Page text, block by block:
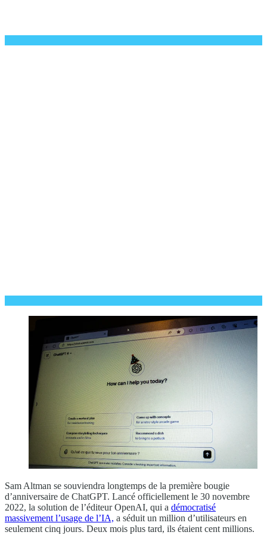
Sam Altman se souviendra longtemps de la première bougie
d’anniversaire de ChatGPT. Lancé officiellement le 30 novembre
2022, la solution de l’éditeur OpenAI, qui a démocratisé
massivement l’usage de l’IA, a séduit un million d’utilisateurs en
seulement cinq jours. Deux mois plus tard, ils étaient cent millions.